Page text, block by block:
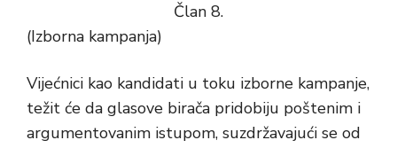
Član 8.
(Izborna kampanja)
Vijećnici kao kandidati u toku izborne kampanje,
težit će da glasove birača pridobiju poštenim i
argumentovanim istupom, suzdržavajući se od